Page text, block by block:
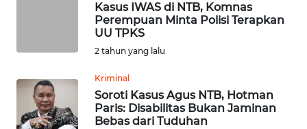
Kasus IWAS di NTB, Komnas
Perempuan Minta Polisi Terapkan
UU TPKS
2 tahun yang lalu
Kriminal
Soroti Kasus Agus NTB, Hotman
Paris: Disabilitas Bukan Jaminan
Bebas dari Tuduhan
WN
TAPANULI
UTARA